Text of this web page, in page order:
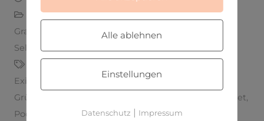
Audioblog,Erfolgreich Selbstständig,Finanzen
Grafikdesign
Gründer,Mentorin,Podcast
Selbstständigkeit
buchhaltung
Existenzgründung
finanzen,finanzmindset
Gründen
moneymindset,
Podcast
selbstständig machen,selbstständige
Alle ablehnen
Einstellungen
Datenschutz | Impressum